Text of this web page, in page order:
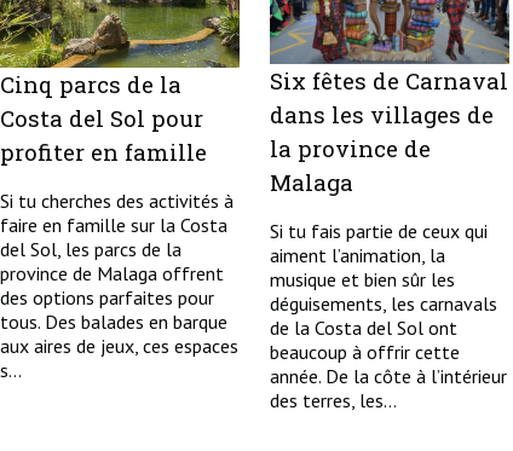
Cinq parcs de la
Costa del Sol pour
profiter en famille
Si tu cherches des activités à
faire en famille sur la Costa
del Sol, les parcs de la
province de Malaga offrent
des options parfaites pour
tous. Des balades en barque
aux aires de jeux, ces espaces
s...
Six fêtes de Carnaval
dans les villages de
la province de
Malaga
Si tu fais partie de ceux qui
aiment l’animation, la
musique et bien sûr les
déguisements, les carnavals
de la Costa del Sol ont
beaucoup à offrir cette
année. De la côte à l’intérieur
des terres, les...